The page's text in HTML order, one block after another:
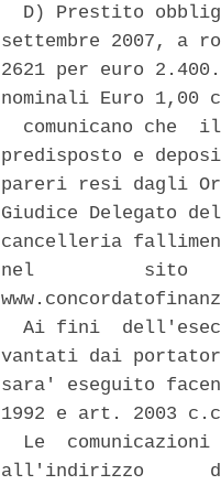
D) Prestito
settembre 2007, a
2621 per euro
nominali Euro 1,00
comunicano che
predisposto e
pareri resi dagli
Giudice Delegato
cancelleria
nel          sito
Ai fini
vantati dai
sara' eseguito
1992 e art. 2003
Le  comunicazioni
all'indirizzo